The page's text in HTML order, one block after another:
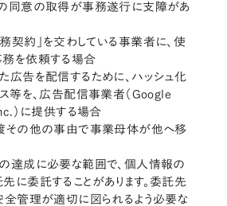
同意の取得が事務遂行に支障があ
契約」を交わしている事業者に、使
を依頼する場合
広告を配信するために、ハッシュ化
等を、広告配信事業者（Google
）に提供する場合
その他の事由で事業母体が他へ移
達成に必要な範囲で、個人情報の
に委託することがあります。委託先
全管理が適切に図られるよう必要な